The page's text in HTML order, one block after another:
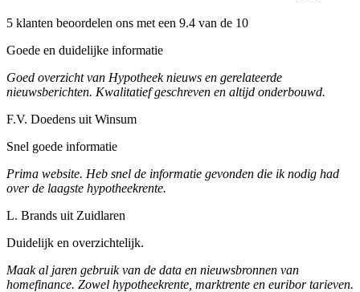
5 klanten beoordelen ons met een 9.4 van de 10
Goede en duidelijke informatie
Goed overzicht van Hypotheek nieuws en gerelateerde
nieuwsberichten. Kwalitatief geschreven en altijd onderbouwd.
F.V. Doedens uit Winsum
Snel goede informatie
Prima website. Heb snel de informatie gevonden die ik nodig had
over de laagste hypotheekrente.
L. Brands uit Zuidlaren
Duidelijk en overzichtelijk.
Maak al jaren gebruik van de data en nieuwsbronnen van
homefinance. Zowel hypotheekrente, marktrente en euribor tarieven.